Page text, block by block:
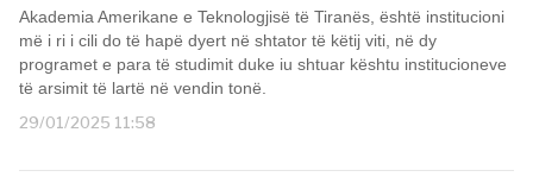
Akademia Amerikane e Teknologjisë të Tiranës, është institucioni
më i ri i cili do të hapë dyert në shtator të këtij viti, në dy
programet e para të studimit duke iu shtuar kështu institucioneve
të arsimit të lartë në vendin tonë.
29/01/2025 11:58